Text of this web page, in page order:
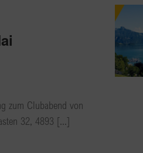
zum Clubabend von
32, 4893 [...]